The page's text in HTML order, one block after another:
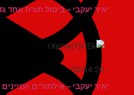
יאיר יעקבי – ביטול תורה אחד גדול
00:04:20
יאיר יעקבי – אילתורים ועניינים